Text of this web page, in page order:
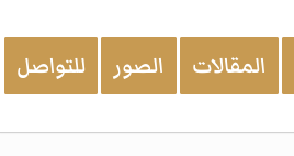
المقالات الصور للتواصل